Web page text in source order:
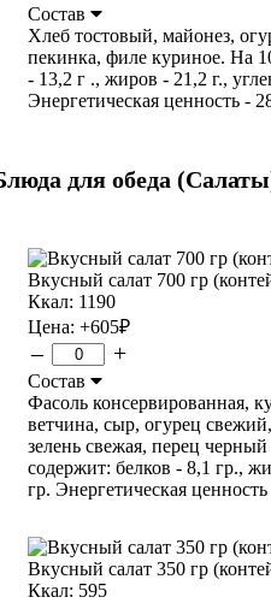
Состав
Хлеб тостовый, майонез,
пекинка, филе куриное. На
- 13,2 г ., жиров - 21,2 г.,
Энергетическая ценность -
для обеда
Вкусный салат 700 гр
Ккал: 1190
Цена: +605₽
– +
Состав
Фасоль консервированная,
ветчина, сыр, огурец
зелень свежая, перец
содержит: белков - 8,1 гр.,
гр. Энергетическая
Вкусный салат 350 гр
Ккал: 595